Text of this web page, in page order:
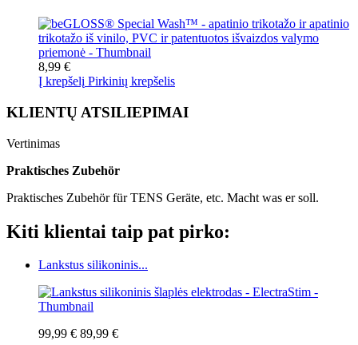
8,99 €
Į krepšelį Pirkinių krepšelis
KLIENTŲ ATSILIEPIMAI
Vertinimas
Praktisches Zubehör
Praktisches Zubehör für TENS Geräte, etc. Macht was er soll.
Kiti klientai taip pat pirko:
Lankstus silikoninis...
99,99 € 89,99 €